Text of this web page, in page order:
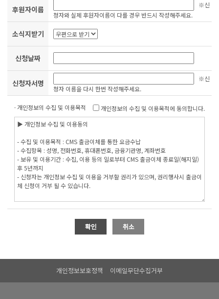
후원자이름
※신
청자와 실제 후원자이름이 다를 경우 반드시 작성해주세요.
소식지받기
신청날짜
신청자서명
※신
청자 이름을 다시 한번 작성해주세요.
· 개인정보의 수집 및 이용목적 개인정보의 수집 및 이용목적에 동의합니다.
개인정보보호정책 이메일무단수집거부